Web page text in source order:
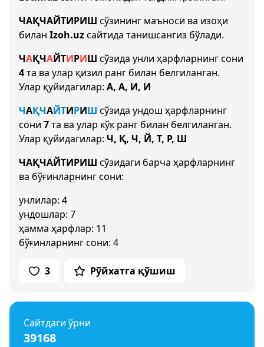
ЧАҚЧАЙТИРИШ сўзининг маъноси ва изоҳи
билан Izoh.uzсайтида танишсангиз бўлади.
ЧАҚЧАЙТИРИШ сўзида унли ҳарфларнинг сони
4та ва улар қизил ранг билан белгиланган.
Улар қуйидагилар: А, А, И, И
ЧАҚЧАЙТИРИШ сўзида ундош ҳарфларнинг
сони 7та ва улар кўк ранг билан белгиланган.
Улар қуйидагилар: Ч, Қ, Ч, Й, Т, Р, Ш
ЧАҚЧАЙТИРИШ сўзидаги барча ҳарфларнинг
ва бўғинларнинг сони:
унлилар: 4
ундошлар: 7
ҳамма ҳарфлар: 11
бўғинларнинг сони: 4
3 Рўйхатга қўшиш
Сайтдаги ўрни
39168